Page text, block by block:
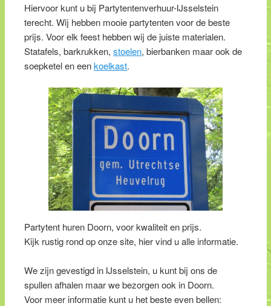
Hiervoor kunt u bij Partytentenverhuur-IJsselstein
terecht. Wij hebben mooie partytenten voor de beste
prijs. Voor elk feest hebben wij de juiste materialen.
Statafels, barkrukken,stoelen, bierbanken maar ook de
soepketel en eenkoelkast.
Partytent huren Doorn, voor kwaliteit en prijs.
Kijk rustig rond op onze site, hier vind u alle informatie.
We zijn gevestigd in IJsselstein, u kunt bij ons de
spullen afhalen maar we bezorgen ook in Doorn.
Voor meer informatie kunt u het beste even bellen: